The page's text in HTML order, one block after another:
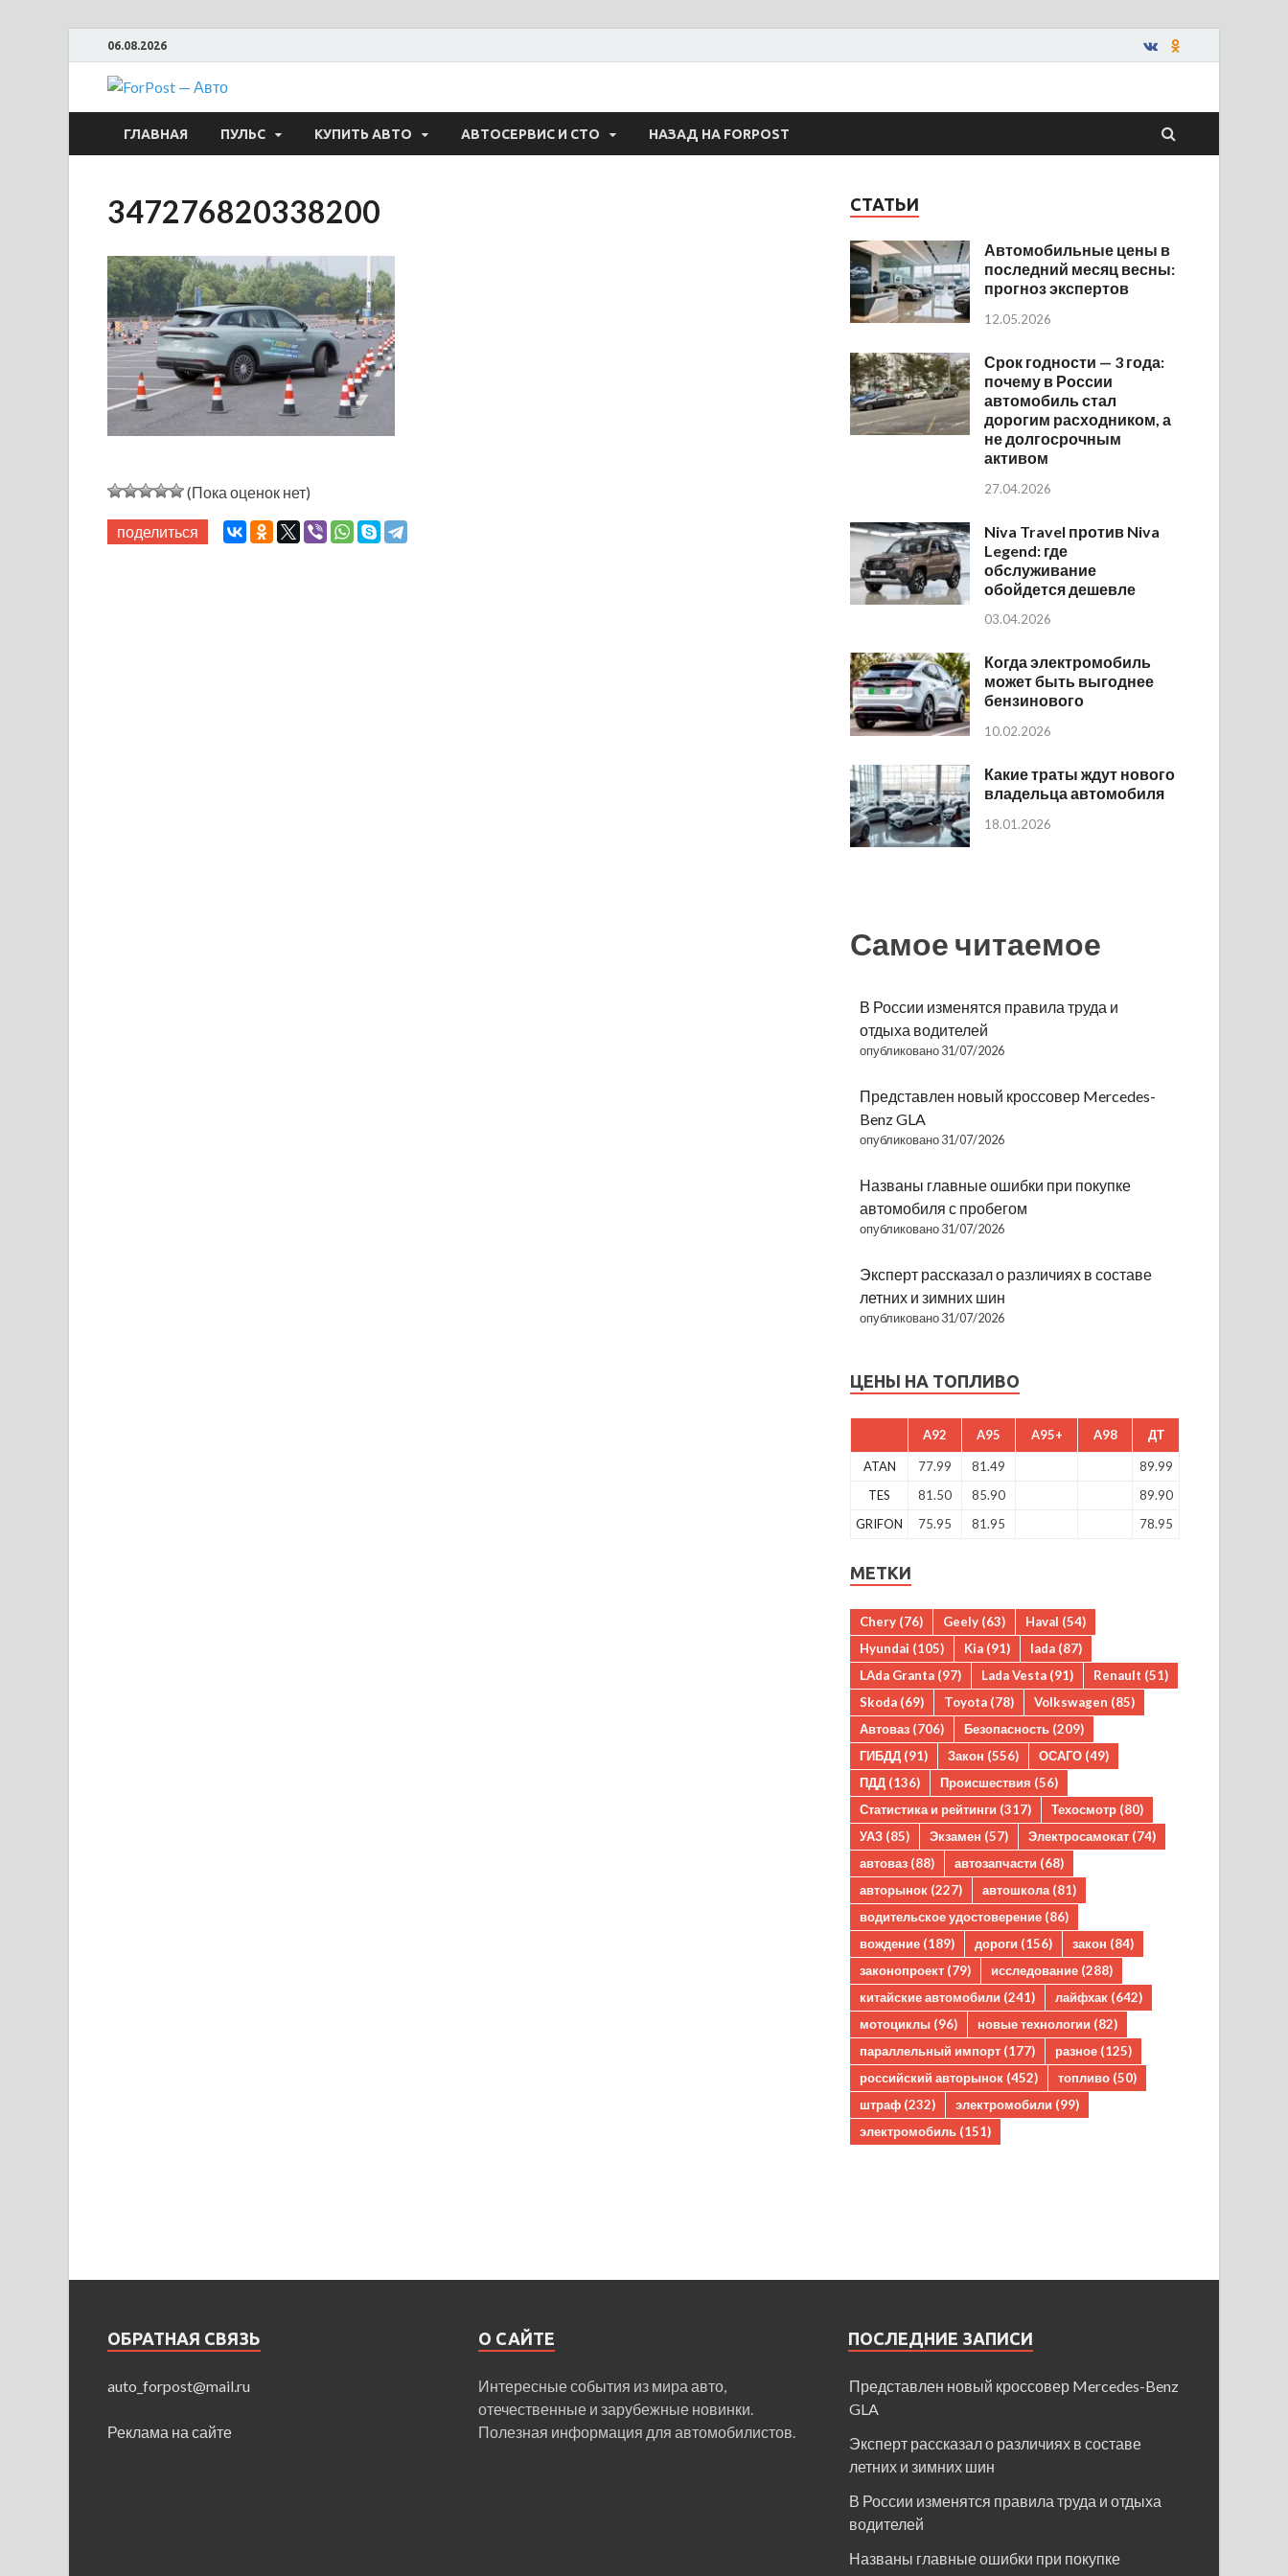
06.08.2026
ForPost — Авто
ГЛАВНАЯ ПУЛЬС КУПИТЬ АВТО АВТОСЕРВИС И СТО НАЗАД НА FORPOST
347276820338200
(Пока оценок нет)
поделиться
СТАТЬИ
Автомобильные цены в
последний месяц весны:
прогноз экспертов
12.05.2026
Срок годности — 3 года:
почему в России
автомобиль стал
дорогим расходником, а
не долгосрочным
активом
27.04.2026
Niva Travel против Niva
Legend: где
обслуживание
обойдется дешевле
03.04.2026
Когда электромобиль
может быть выгоднее
бензинового
10.02.2026
Какие траты ждут нового
владельца автомобиля
18.01.2026
Самое читаемое
В России изменятся правила труда и
отдыха водителей
опубликовано 31/07/2026
Представлен новый кроссовер Mercedes-
Benz GLA
опубликовано 31/07/2026
Названы главные ошибки при покупке
автомобиля с пробегом
опубликовано 31/07/2026
Эксперт рассказал о различиях в составе
летних и зимних шин
опубликовано 31/07/2026
ЦЕНЫ НА ТОПЛИВО
A92 A95 A95+ A98 ДТ
ATAN 77.99 81.49
89.99
TES
81.50 85.90
89.90
GRIFON
75.95 81.95 78.95
МЕТКИ
Chery (76) Geely (63) Haval (54)
Hyundai (105) Kia (91) lada (87)
LAda Granta (97) Lada Vesta (91) Renault (51)
Skoda (69) Toyota (78) Volkswagen (85)
Автоваз (706) Безопасность (209)
ГИБДД (91) Закон (556) ОСАГО (49)
ПДД (136) Происшествия (56)
Статистика и рейтинги (317) Техосмотр (80)
УАЗ (85) Экзамен (57) Электросамокат (74)
автоваз (88) автозапчасти (68)
авторынок (227) автошкола (81)
водительское удостоверение (86)
вождение (189) дороги (156) закон (84)
законопроект (79) исследование (288)
китайские автомобили (241) лайфхак (642)
мотоциклы (96) новые технологии (82)
параллельный импорт (177) разное (125)
российский авторынок (452) топливо (50)
штраф (232) электромобили (99)
электромобиль (151)
ОБРАТНАЯ СВЯЗЬ
auto_forpost@mail.ru
Реклама на сайте
О САЙТЕ
Интересные события из мира авто,
отечественные и зарубежные новинки.
Полезная информация для автомобилистов.
ПОСЛЕДНИЕ ЗАПИСИ
Представлен новый кроссовер Mercedes-Benz
GLA
Эксперт рассказал о различиях в составе
летних и зимних шин
В России изменятся правила труда и отдыха
водителей
Названы главные ошибки при покупке